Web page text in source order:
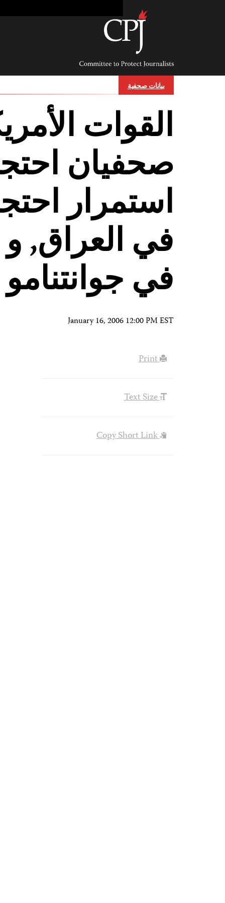
Committee
Protect
Journalists
بيانات صحفية
القوات
صحفيان
استمرار
في العراق,
في جوانتنامو
January 16, 2006 12:00 PM EST
Print
Text Size
Copy Short Link